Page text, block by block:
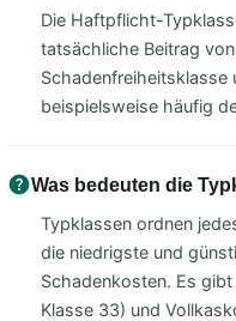
Die Haftpflicht-
tatsächliche Beitrag
Schadenfreiheitsklasse
beispielsweise häufig
Was bedeuten die
Typklassen ordnen
die niedrigste und
Schadenkosten. Es
Klasse 33) und